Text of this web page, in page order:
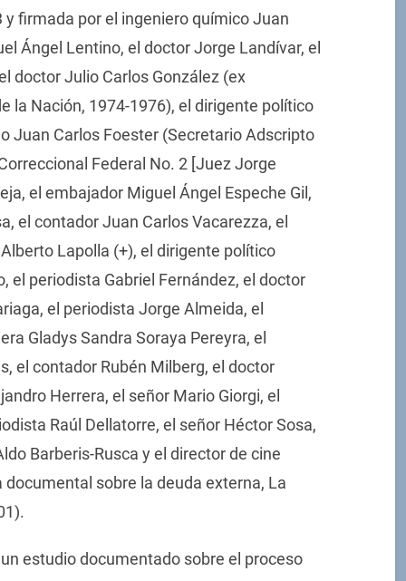
firmada por el ingeniero químico Juan
Ángel Lentino, el doctor Jorge Landívar, el
doctor Julio Carlos González (ex
la Nación, 1974-1976), el dirigente político
Juan Carlos Foester (Secretario Adscripto
Federal No. 2 [Juez Jorge
el embajador Miguel Ángel Espeche Gil,
el contador Juan Carlos Vacarezza, el
Lapolla (+), el dirigente político
el periodista Gabriel Fernández, el doctor
el periodista Jorge Almeida, el
Gladys Sandra Soraya Pereyra, el
el contador Rubén Milberg, el doctor
Herrera, el señor Mario Giorgi, el
Raúl Dellatorre, el señor Héctor Sosa,
Barberis-Rusca y el director de cine
sobre la deuda externa, La
estudio documentado sobre el proceso